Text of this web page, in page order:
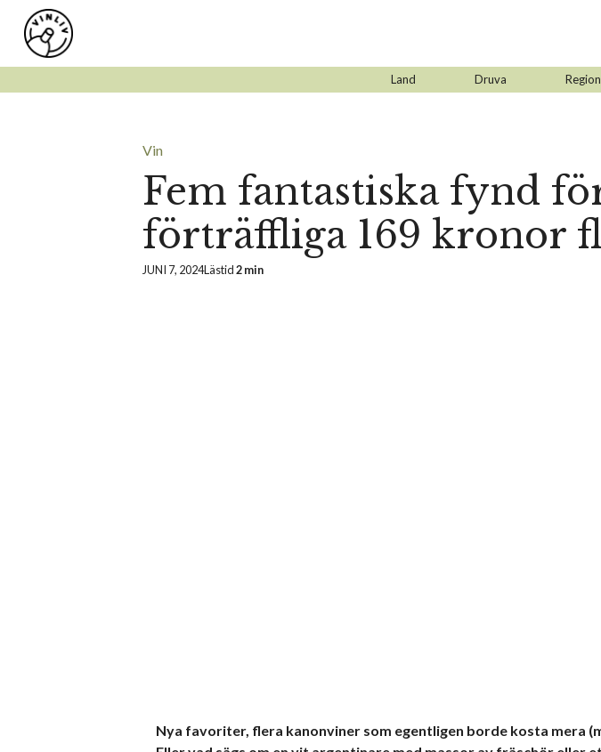
Hoppa
innehåll
Land Druva Region
Vin
Fem fantastiska fynd
förträffliga 169 kronor
JUNI 7, 2024Lästid2 min
Nya favoriter, flera kanonviner som egentligen borde kosta mera